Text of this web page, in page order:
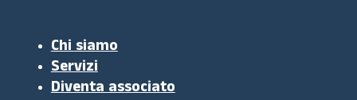
Chi siamo
Servizi
Diventa associato